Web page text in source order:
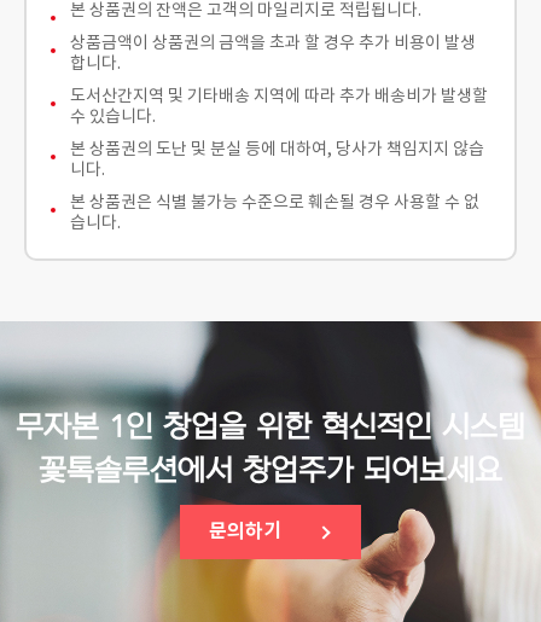
본 상품권의 잔액은 고객의 마일리지로 적립됩니다.
상품금액이 상품권의 금액을 초과 할 경우 추가 비용이 발생
합니다.
도서산간지역 및 기타배송 지역에 따라 추가 배송비가 발생할
수 있습니다.
본 상품권의 도난 및 분실 등에 대하여, 당사가 책임지지 않습
니다.
본 상품권은 식별 불가능 수준으로 훼손될 경우 사용할 수 없
습니다.
무자본 1인 창업을 위한 혁신적인 시스템
꽃톡솔루션에서 창업주가 되어보세요
문의하기